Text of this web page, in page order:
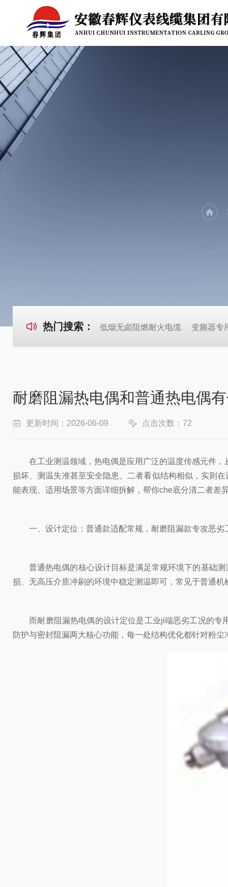
热门搜索： 低烟无卤阻燃耐火电缆 变频器专
耐磨阻漏热电偶和普通热电偶
更新时间：2026-06-09 点击次数：72
在工业测温领域，热电偶是应用广泛的温度传感元件，
损坏、测温失准甚至安全隐患。二者看似结构相似，实则
能表现、适用场景等方面详细拆解，帮你che底分清二者差
一、设计定位：普通款适配常规，耐磨阻漏款专攻恶劣
普通热电偶的核心设计目标是满足常规环境下的基础测
损、无高压介质冲刷的环境中稳定测温即可，常见于普通
而耐磨阻漏热电偶的设计定位是工业ji端恶劣工况的专用
防护与密封阻漏两大核心功能，每一处结构优化都针对粉